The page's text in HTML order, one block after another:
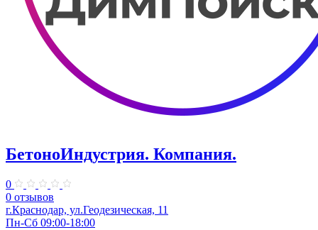
БетоноИндустрия. Компания.
0
0 отзывов
г.Краснодар, ул.Геодезическая, 11
Пн-Сб 09:00-18:00